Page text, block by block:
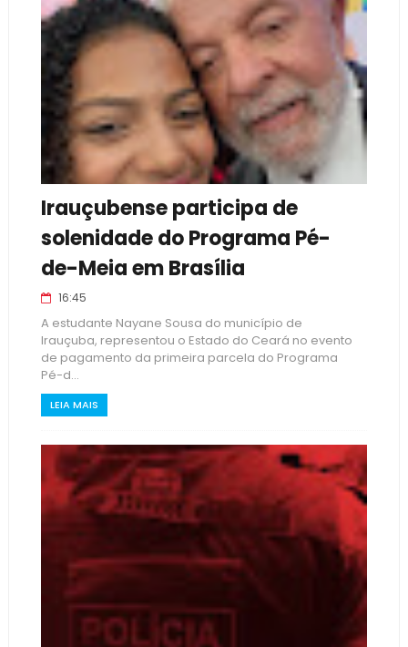
Irauçubense participa de
solenidade do Programa Pé-
de-Meia em Brasília
16:45
A estudante Nayane Sousa do município de
Irauçuba, representou o Estado do Ceará no evento
de pagamento da primeira parcela do Programa
Pé-d...
LEIA MAIS